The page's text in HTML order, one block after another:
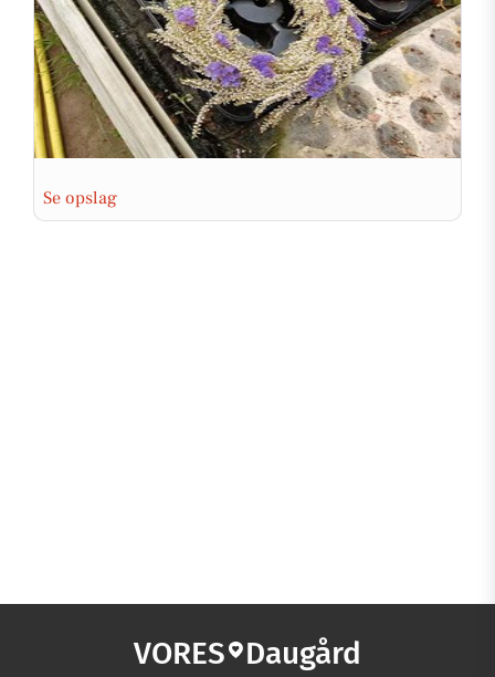
Se opslag
VORES Daugård